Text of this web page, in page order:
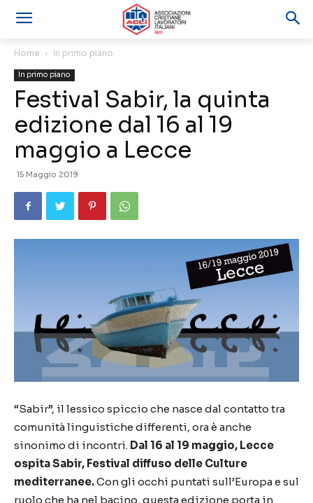
Home In primo piano
In primo piano
Festival Sabir, la quinta
edizione dal 16 al 19
maggio a Lecce
15 Maggio 2019
“Sabir”, il lessico spiccio che nasce dal contatto tra
comunità linguistiche differenti, ora è anche
sinonimo di incontri. Dal 16 al 19 maggio, Lecce
ospitaSabir, Festival diffuso delle Culture
mediterranee.Con gli occhi puntati sull’Europa e sul
ruolo che ha nel bacino, questa edizione porta in